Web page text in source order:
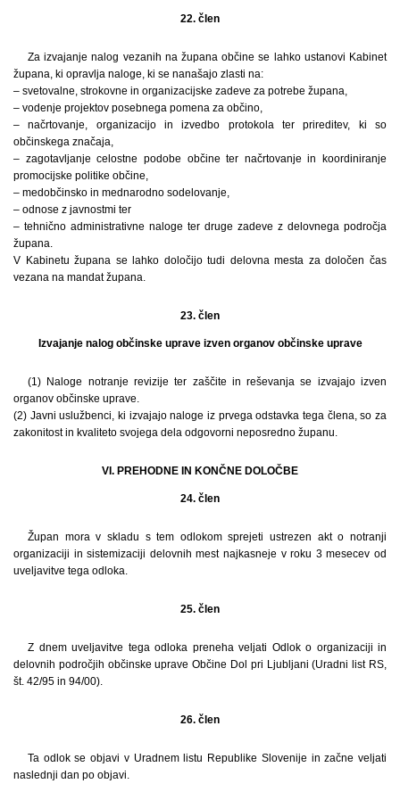
22. člen
Za izvajanje nalog vezanih na župana občine se lahko ustanovi Kabinet
župana, ki opravlja naloge, ki se nanašajo zlasti na:
– svetovalne, strokovne in organizacijske zadeve za potrebe župana,
– vodenje projektov posebnega pomena za občino,
– načrtovanje, organizacijo in izvedbo protokola ter prireditev, ki so
občinskega značaja,
– zagotavljanje celostne podobe občine ter načrtovanje in koordiniranje
promocijske politike občine,
– medobčinsko in mednarodno sodelovanje,
– odnose z javnostmi ter
– tehnično administrativne naloge ter druge zadeve z delovnega področja
župana.
V Kabinetu župana se lahko določijo tudi delovna mesta za določen čas
vezana na mandat župana.
23. člen
Izvajanje nalog občinske uprave izven organov občinske uprave
(1) Naloge notranje revizije ter zaščite in reševanja se izvajajo izven
organov občinske uprave.
(2) Javni uslužbenci, ki izvajajo naloge iz prvega odstavka tega člena, so za
zakonitost in kvaliteto svojega dela odgovorni neposredno županu.
VI. PREHODNE IN KONČNE DOLOČBE
24. člen
Župan mora v skladu s tem odlokom sprejeti ustrezen akt o notranji
organizaciji in sistemizaciji delovnih mest najkasneje v roku 3 mesecev od
uveljavitve tega odloka.
25. člen
Z dnem uveljavitve tega odloka preneha veljati Odlok o organizaciji in
delovnih področjih občinske uprave Občine Dol pri Ljubljani (Uradni list RS,
št. 42/95 in 94/00).
26. člen
Ta odlok se objavi v Uradnem listu Republike Slovenije in začne veljati
naslednji dan po objavi.